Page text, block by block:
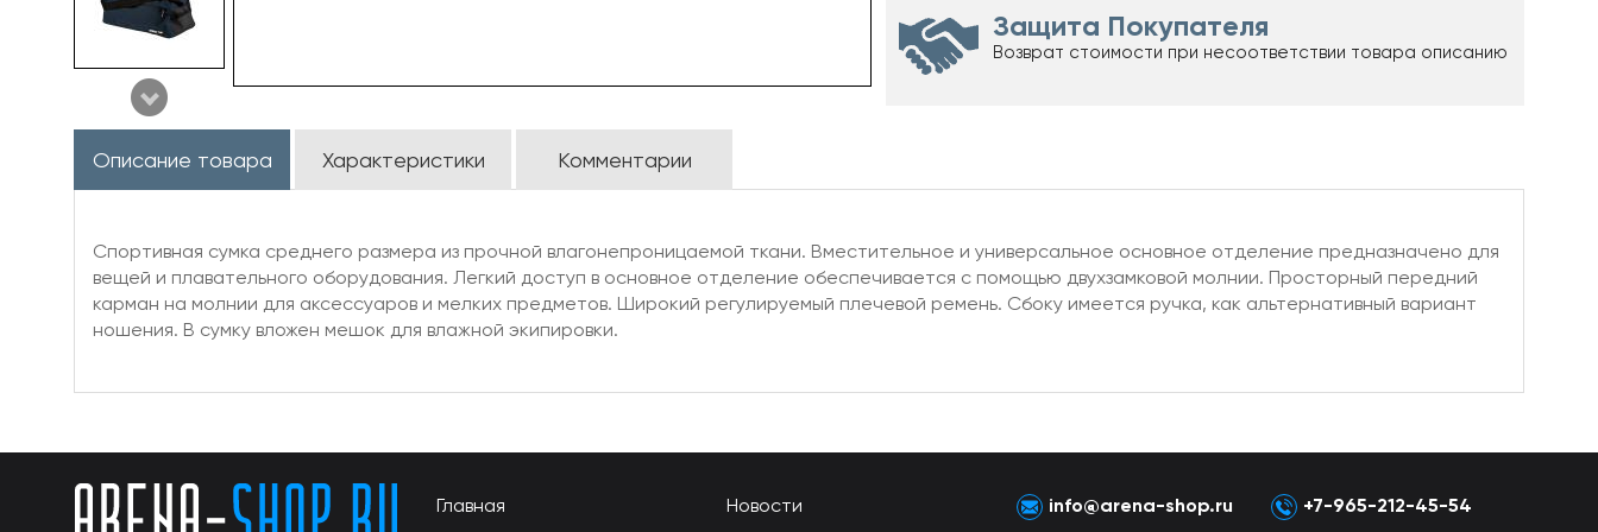
Защита Покупателя
Возврат стоимости при несоответствии товара описанию
Описание товара Характеристики Комментарии
Спортивная сумка среднего размера из прочной влагонепроницаемой ткани. Вместительное и универсальное основное отделение предназначено для
вещей и плавательного оборудования. Легкий доступ в основное отделение обеспечивается с помощью двухзамковой молнии. Просторный передний
карман на молнии для аксессуаров и мелких предметов. Широкий регулируемый плечевой ремень. Сбоку имеется ручка, как альтернативный вариант
ношения. В сумку вложен мешок для влажной экипировки.
Главная
Новости
info@arena-shop.ru +7-965-212-45-54